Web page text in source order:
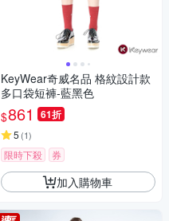
KeyWear奇威名品 格紋設計款
多口袋短褲-藍黑色
$861 61折
5 (1)
限時下殺 券
加入購物車